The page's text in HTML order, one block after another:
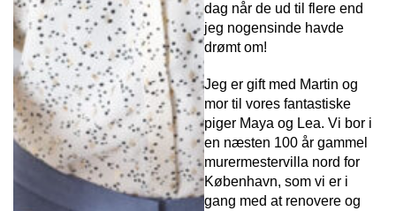
dag når de ud til flere end
jeg nogensinde havde
drømt om!
Jeg er gift med Martin og
mor til vores fantastiske
piger Maya og Lea. Vi bor i
en næsten 100 år gammel
murermestervilla nord for
København, som vi er i
gang med at renovere og